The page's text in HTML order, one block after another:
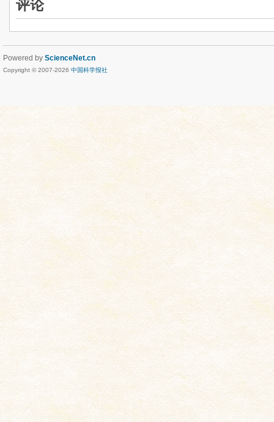
评论
Powered by ScienceNet.cn
Copyright © 2007-2026 中国科学报社